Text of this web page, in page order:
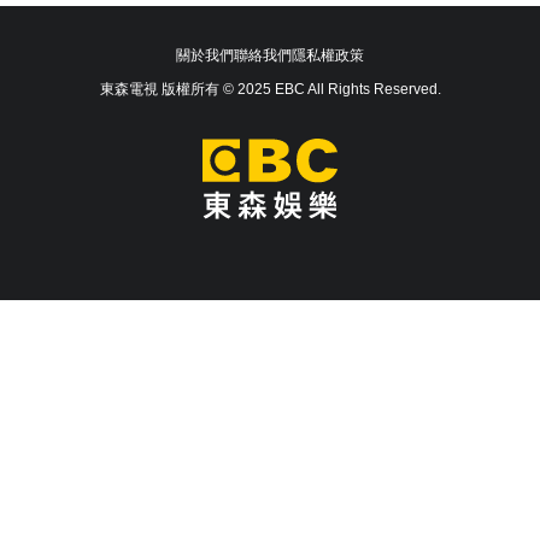
關於我們聯絡我們隱私權政策
東森電視 版權所有 © 2025 EBC All Rights Reserved.